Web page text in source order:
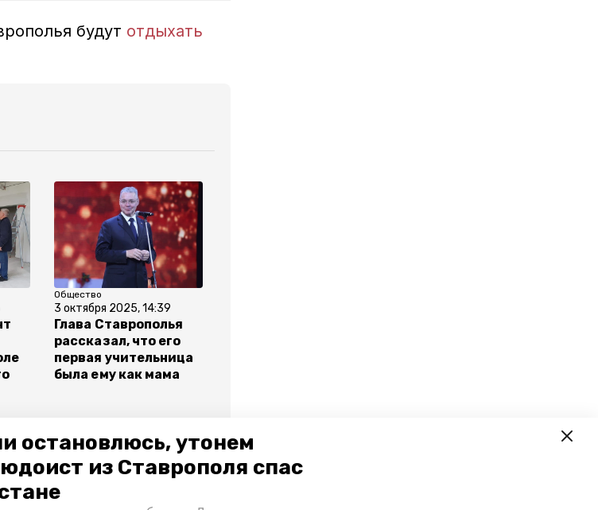
остановлюсь, утонем
из Ставрополя спас
будут отдыхать
Общество
3 октября 2025, 14:39
Глава Ставрополья
рассказал, что его
первая учительница
была ему как мама